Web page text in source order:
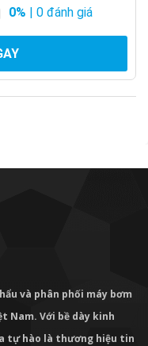
0% | 0 đánh giá
và phân phối máy bơm
Nam. Với bề dày kinh
tự hào là thương hiệu tin